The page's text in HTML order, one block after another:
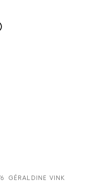
GÉRALDINE VINK